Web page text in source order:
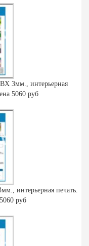
3мм., интерьерная
5060 руб
интерьерная печать.
руб